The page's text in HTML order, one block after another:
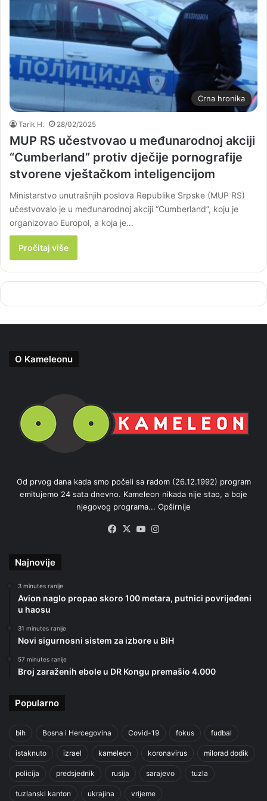
Crna hronika
Tarik H. 28/02/2025
MUP RS učestvovao u međunarodnoj akciji
“Cumberland” protiv dječije pornografije
stvorene vještačkom inteligencijom
Ministarstvo unutrašnjih poslova Republike Srpske (MUP RS)
učestvovalo je u međunarodnoj akciji “Cumberland”, koju je
organizovao Europol, a koja je…
Pročitaj više
O Kameleonu
Od prvog dana kada smo počeli sa radom (26.12.1992) program
emitujemo 24 sata dnevno. Kameleon nikada nije stao, a boje
njegovog programa... Opširnije
Facebook
X YouTube
Najnovije
3 minutes ranije
Avion naglo propao skoro 100 metara, putnici povrijeđeni
u haosu
31 minutes ranije
Novi sigurnosni sistem za izbore u BiH
57 minutes ranije
Broj zaraženih ebole u DR Kongu premašio 4.000
Popularno
bih Bosna i Hercegovina Covid-19 fokus fudbal
istaknuto izrael kameleon koronavirus milorad dodik
policija predsjednik rusija sarajevo tuzla
tuzlanski kanton ukrajina vrijeme